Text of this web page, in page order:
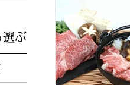
選ぶ
イント付き・早得・期間限